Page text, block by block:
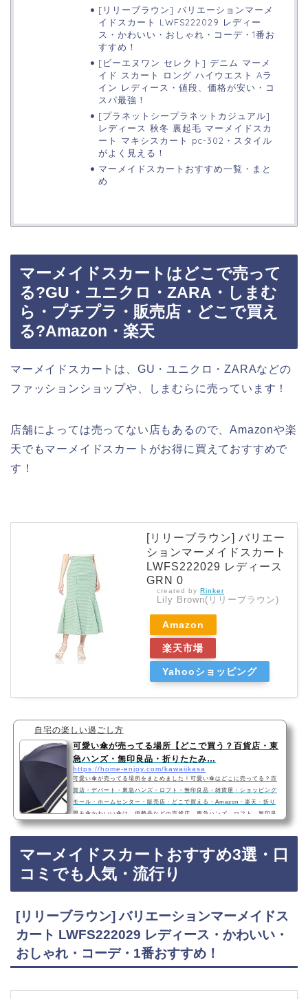
[リリーブラウン] バリエーションマーメ
イドスカート LWFS222029 レディー
ス・かわいい・おしゃれ・コーデ・1番お
すすめ！
[ビーエヌワン セレクト] デニム マーメ
イド スカート ロング ハイウエスト Aラ
イン レディース・値段、価格が安い・コ
スパ最強！
[プラネットシープラネットカジュアル]
レディース 秋冬 裏起毛 マーメイドスカ
ート マキシスカート pc-302・スタイル
がよく見える！
マーメイドスカートおすすめ一覧・まと
め
マーメイドスカートはどこで売って
る?GU・ユニクロ・ZARA・しまむ
ら・プチプラ・販売店・どこで買え
る?Amazon・楽天
マーメイドスカートは、GU・ユニクロ・ZARAなどの
ファッションショップや、しまむらに売っています！
店舗によっては売ってない店もあるので、Amazonや楽
天でもマーメイドスカートがお得に買えておすすめで
す！
[リリーブラウン] バリエー
ションマーメイドスカート
LWFS222029 レディース
GRN 0
created by Rinker
Lily Brown(リリーブラウン)
Amazon
楽天市場
Yahooショッピング
自宅の楽しい過ごし方
可愛い傘が売ってる場所【どこで買う？百貨店・東
急ハンズ・無印良品・折りたたみ…
https://home-enjoy.com/kawaiikasa
可愛い傘が売ってる場所をまとめました！可愛い傘はどこに売ってる？百
貨店・デパート・東急ハンズ・ロフト・無印良品・雑貨屋・ショッピング
モール・ホームセンター・販売店・どこで買える・Amazon・楽天・折り
畳み傘かわいい傘は、伊勢丹などの百貨店、東急ハンズ、ロフト、無印良
品、雑貨屋、ホームセンター、ショッピングモールなどに売っています！
Amazonや楽天でも、可愛くて人気の傘を手軽に買えておすすめです！か
わいい傘おすすめ3選・女性に人気・レディース・2021年最新 完全遮光 U
Vカット 99.9％以上 超撥水 耐風骨 日傘 …
マーメイドスカートおすすめ3選・口
コミでも人気・流行り
[リリーブラウン] バリエーションマーメイドス
カート LWFS222029 レディース・かわいい・
おしゃれ・コーデ・1番おすすめ！